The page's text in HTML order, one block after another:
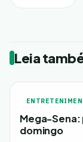
Leia
Mega-Sena:
domingo